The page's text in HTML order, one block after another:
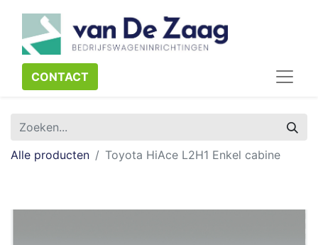
CONTACT​​​​
Alle producten Toyota HiAce L2H1 Enkel cabine